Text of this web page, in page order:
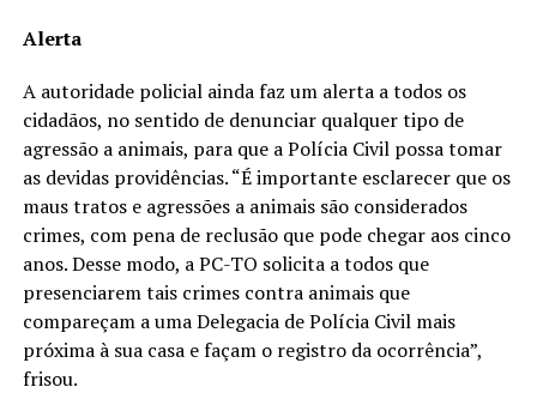
Alerta
A autoridade policial ainda faz um alerta a todos os
cidadãos, no sentido de denunciar qualquer tipo de
agressão a animais, para que a Polícia Civil possa tomar
as devidas providências. “É importante esclarecer que os
maus tratos e agressões a animais são considerados
crimes, com pena de reclusão que pode chegar aos cinco
anos. Desse modo, a PC-TO solicita a todos que
presenciarem tais crimes contra animais que
compareçam a uma Delegacia de Polícia Civil mais
próxima à sua casa e façam o registro da ocorrência”,
frisou.